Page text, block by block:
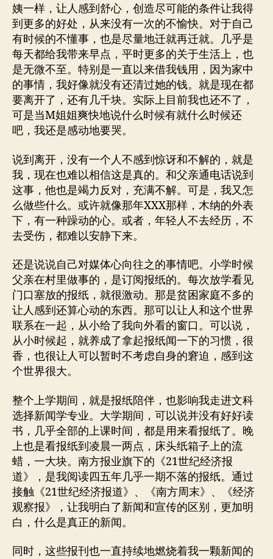
姨一样，让人感到舒心，创造尽可能的条件让我得
到更多的好处，从来没有一次的不愉快。对于自己
有时候的不懂事，也是尽量地迁就再迁就。几乎是
每天都给我带来早点，平时更多的关于生活上，也
是无微不至。特别是一直以来借我钱用，因为家中
的事情，我好像就没有还清过她的钱。就是现在都
要离开了，还有几千块。实际上目前我也还不了，
可是当M姐姐爽快地说什么时候有就什么时候还
吧，我还是感动地要哭。
说到离开，没有一个人不感到惊讶和不解的，就是
我，现在也难以相信这是真的。和父亲通电话说到
这事，他也是竭力反对，充满不解。可是，我又怎
么做些什么。或许就像那年XXX那样，木纳的外表
下，有一种躁动的心。或者，年轻人不去经历，不
去受伤，都难以安静下来。
还是说说自己对媒体心向往之的事情吧。小学时候
父亲在村里做事的，是订阅报纸的。每次放学看见
门口塞放的报纸，就很激动。那是贫困家庭不多的
让人感到还算心动的东西。那可以让人和这个世界
联系在一起，从小给了我向外看的窗口。可以说，
从小时候起，就养成了拿起报纸闻一下的习惯，很
香，也很让人可以暂时不考虑自身的窘迫，感到这
个世界很大。
整个上学期间，就是报纸陪伴，也影响我走进文科
选择新闻学专业。大学期间，可以说并没有好好读
书，几乎全部的上课时间，都是用来看报纸了。晚
上也是看报纸到凌晨一两点，床头纸箱子上的流
蜡，一大块。南方报业旗下的《21世纪经济报
道》，是我阅读四五年几乎一期不落的报纸。通过
接触《21世纪经济报道》、《南方周末》、《经济
观察报》，让我明白了新闻和宣传的区别，更加明
白，什么是真正的新闻。
同时，这些报刊也一直持续地燃烧着我一颗新闻的